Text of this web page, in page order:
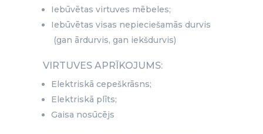
Iebūvētas virtuves mēbeles;
Iebūvētas visas nepieciešamās durvis
(gan ārdurvis, gan iekšdurvis)
VIRTUVES APRĪKOJUMS:
Elektriskā cepeškrāsns;
Elektriskā plīts;
Gaisa nosūcējs